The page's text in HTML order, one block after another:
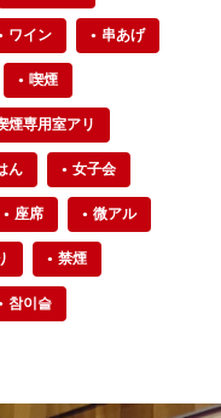
ワイン 串あげ
喫煙
煙専用室アリ
ん 女子会
座席 微アル
禁煙
참이슬